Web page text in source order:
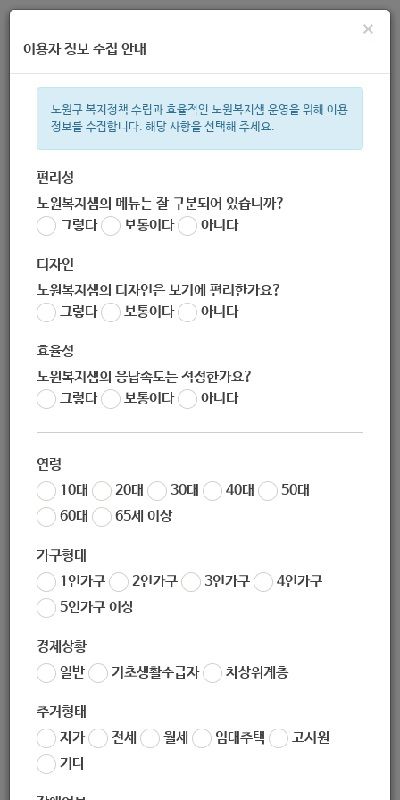
주간 인기검색어
한눈으로 보는 복지 정보
×
이용자 정보 수집 안내
노원구 복지정책 수립과 효율적인 노원복지샘 운영을 위해 이용
정보를 수집합니다. 해당 사항을 선택해 주세요.
편리성
노원복지샘의 메뉴는 잘 구분되어 있습니까?
그렇다
보통이다 아니다
디자인
노원복지샘의 디자인은 보기에 편리한가요?
그렇다
보통이다 아니다
효율성
노원복지샘의 응답속도는 적정한가요?
그렇다
보통이다 아니다
연령
10대
20대 30대 40대
50대
60대
65세 이상
가구형태
1인가구
2인가구 3인가구
4인가구
5인가구 이상
경제상황
일반
기초생활수급자 차상위계층
주거형태
자가
전세 월세 임대주택
고시원
기타
[일자리경제과] 크리스마스 무드등 만들기
노원 복지샘
작성일 2020-11-13 15:01
좋아요0 싫어요
[어르신복지과] 신중년 디지털 코치 양성과정 교육생 모집 안내
[일자리경제과] 스마트홈IOT구축워크샵
목록보기